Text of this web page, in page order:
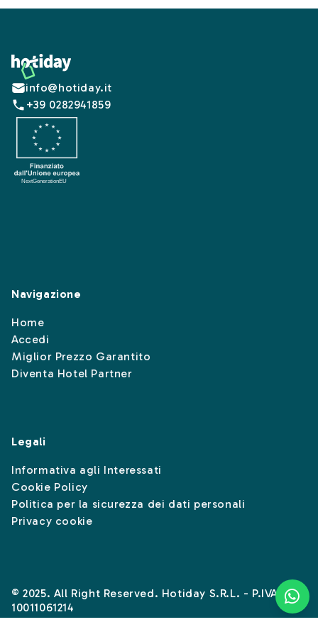
Footer
info@hotiday.it
+39 0282941859
Navigazione
Home
Accedi
Miglior Prezzo Garantito
Diventa Hotel Partner
Legali
Informativa agli Interessati
Cookie Policy
Politica per la sicurezza dei dati personali
Privacy cookie
© 2025. All Right Reserved. Hotiday S.R.L. - P.IVA
10011061214
Instagram
Linkedin
Facebook